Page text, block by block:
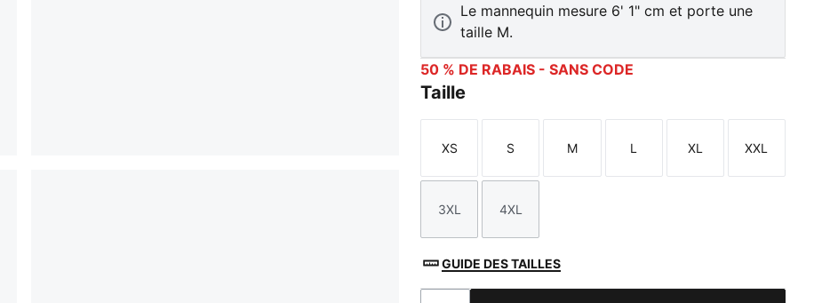
Le mannequin mesure 6' 1" cm et porte une
taille M.
50 % DE RABAIS - SANS CODE
Taille
Taille
XS
Taille
S
Taille
M
Taille
L
Taille
XL
Taille
XXL
Taille
3XL
Taille
4XL
GUIDE DES TAILLES